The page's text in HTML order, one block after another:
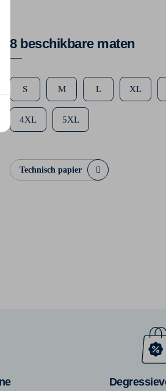
8 beschikbare maten
S M L XL
4XL 5XL
Technisch papier